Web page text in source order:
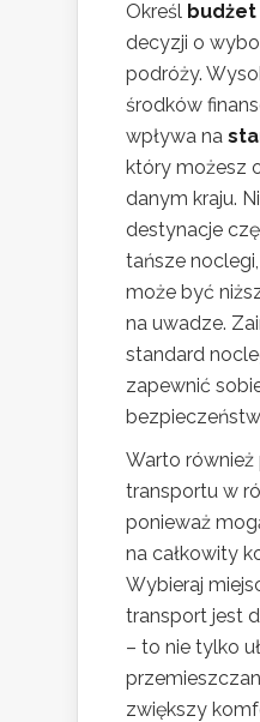
Określ budżet
decyzji o
podróży.
środków
wpływa na
który możesz
danym kraju.
destynacje
tańsze
może być
na uwadze.
standard
zapewnić
Warto
transportu w
ponieważ
na całkowity
Wybieraj
transport jest
– to nie tylko
zwiększy